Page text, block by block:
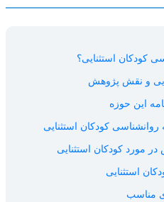
استثنایی؟
نقش پژوهش
حوزه
کودکان استثنایی
کودکان استثنایی